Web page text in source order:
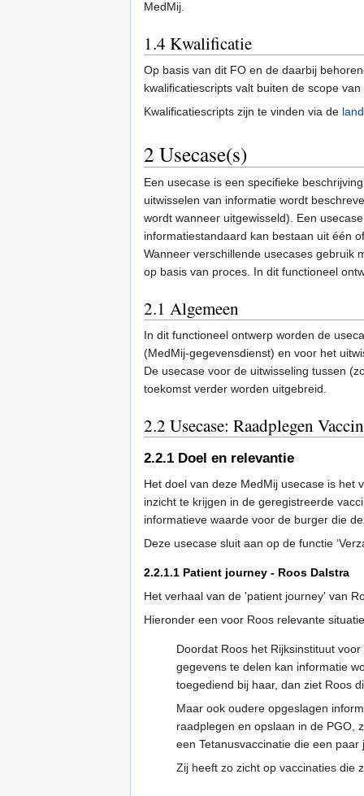
MedMij.
1.4 Kwalificatie
Op basis van dit FO en de daarbij
kwalificatiescripts valt buiten de scope
Kwalificatiescripts zijn te vinden via de
2 Usecase(s)
Een usecase is een specifieke
uitwisselen van informatie wordt
wordt wanneer uitgewisseld). Een
informatiestandaard kan bestaan uit één
Wanneer verschillende usecases gebruik
op basis van proces. In dit functioneel
2.1 Algemeen
In dit functioneel ontwerp worden de
(MedMij-gegevensdienst) en voor het
De usecase voor de uitwisseling tussen
toekomst verder worden uitgebreid.
2.2 Usecase: Raadplegen
2.2.1 Doel en relevantie
Het doel van deze MedMij usecase is het
inzicht te krijgen in de geregistreerde
informatieve waarde voor de burger die
Deze usecase sluit aan op de functie
2.2.1.1 Patient journey - Roos Dalstra
Het verhaal van de 'patient journey' van
Hieronder een voor Roos relevante
Doordat Roos het Rijksinstituut
gegevens te delen kan informatie
toegediend bij haar, dan ziet Roos
Maar ook oudere opgeslagen
raadplegen en opslaan in de PGO,
een Tetanusvaccinatie die een
Zij heeft zo zicht op vaccinaties die